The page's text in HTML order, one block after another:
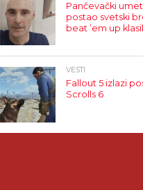
Pančevački
postao svetski
beat ’em up
VESTI
Fallout 5 izlazi
Scrolls 6